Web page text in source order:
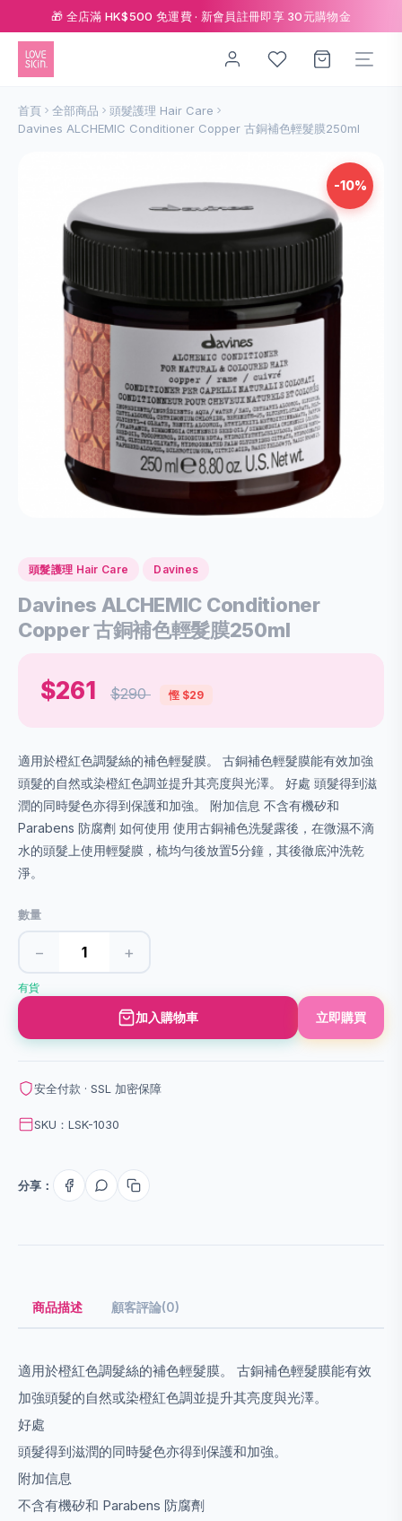
🎁 全店滿 HK$500 免運費 · 新會員註冊即享 30元購物金
首頁 全部商品
頭髮護理 Hair Care
Davines ALCHEMIC Conditioner Copper 古銅補色輕髮膜250ml
-10%
頭髮護理 Hair Care Davines
Davines ALCHEMIC Conditioner
Copper 古銅補色輕髮膜250ml
$261 $290 慳 $29
適用於橙紅色調髮絲的補色輕髮膜。 古銅補色輕髮膜能有效加強
頭髮的自然或染橙紅色調並提升其亮度與光澤。 好處 頭髮得到滋
潤的同時髮色亦得到保護和加強。 附加信息 不含有機矽和
Parabens 防腐劑 如何使用 使用古銅補色洗髮露後，在微濕不滴
水的頭髮上使用輕髮膜，梳均勻後放置5分鐘，其後徹底沖洗乾
淨。
數量
− +
有貨
加入購物車 立即購買
安全付款 · SSL 加密保障
SKU：LSK-1030
分享：
商品描述 顧客評論(0)
適用於橙紅色調髮絲的補色輕髮膜。 古銅補色輕髮膜能有效
加強頭髮的自然或染橙紅色調並提升其亮度與光澤。
好處
頭髮得到滋潤的同時髮色亦得到保護和加強。
附加信息
不含有機矽和 Parabens 防腐劑